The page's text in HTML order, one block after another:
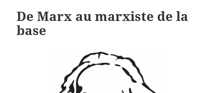
De Marx au marxiste de la
base